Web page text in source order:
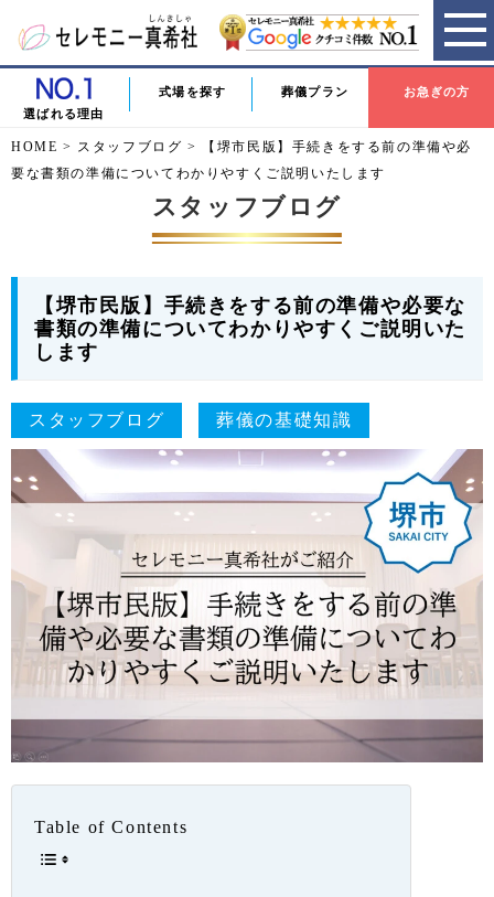
選ばれる理由
式場を探す 葬儀プラン お急ぎの方
HOME > スタッフブログ >
【堺市民版】手続きをする前の準備や必
要な書類の準備についてわかりやすくご説明いたします
スタッフブログ
【堺市民版】手続きをする前の準備や必要な
書類の準備についてわかりやすくご説明いた
します
スタッフブログ 葬儀の基礎知識
Table of Contents